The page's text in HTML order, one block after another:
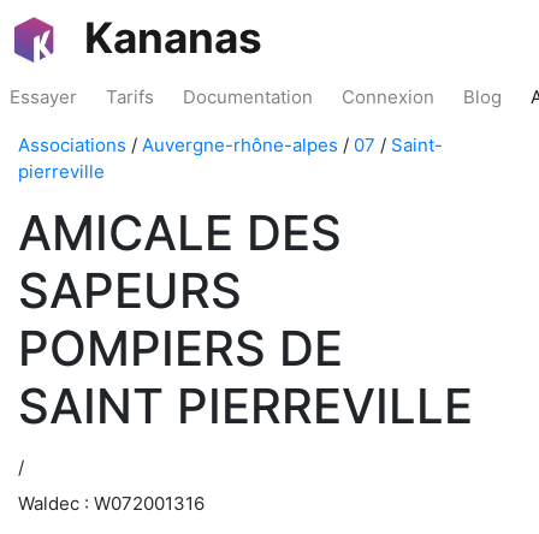
Kananas
Essayer Tarifs Documentation Connexion Blog
Associations / Auvergne-rhône-alpes / 07 / Saint-
pierreville
AMICALE DES
SAPEURS
POMPIERS DE
SAINT PIERREVILLE
/
Waldec : W072001316